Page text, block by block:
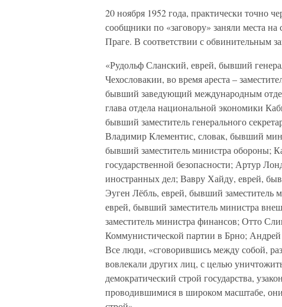
20 ноября 1952 года, практически точно
сообщники по «заговору» заняли места
Праге. В соответствии с обвинительным
«Рудольф Сланский, еврей, бывший
Чехословакии, во время ареста –
бывший заведующий международным
глава отдела национальной экономики
бывший заместитель генерального
Владимир Клементис, словак, бывший
бывший заместитель министра обороны;
государственной безопасности; Артур
иностранных дел; Вавру Хайду, еврей,
Эуген Лёбль, еврей, бывший заместитель
еврей, бывший заместитель министра
заместитель министра финансов; Отто
Коммунистической партии в Брно;
Все люди, «сговорившись между собой,
вовлекали других лиц, с целью
демократический строй государства,
проводившимися в широком масштабе,